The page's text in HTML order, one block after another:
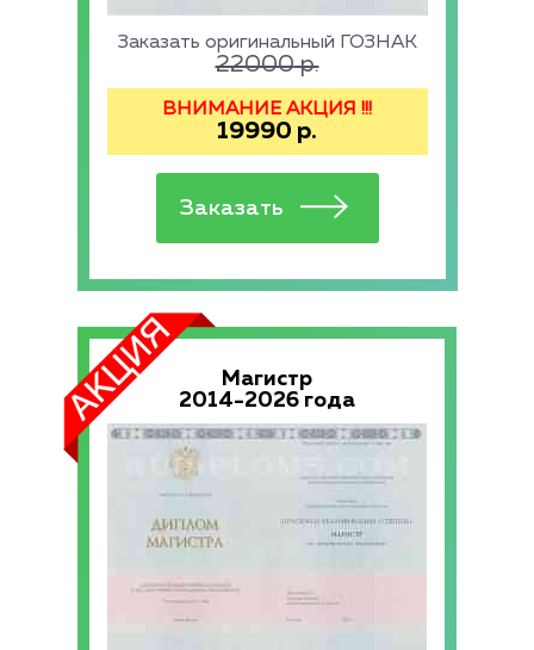
Заказать оригинальный ГОЗНАК
22000р.
ВНИМАНИЕ АКЦИЯ !!!
19990 р.
Магистр
2014-2026 года